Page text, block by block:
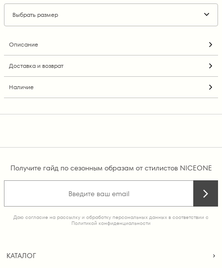
Выбрать размер
Описание
Доставка и возврат
Наличие
Получите гайд по сезонным образам от стилистов NICEONE
Даю согласие на рассылку и обработку персональных данных в соответствии с
Политикой конфиденциальности
КАТАЛОГ